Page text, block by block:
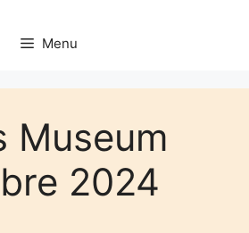
Menu
Museum
2024